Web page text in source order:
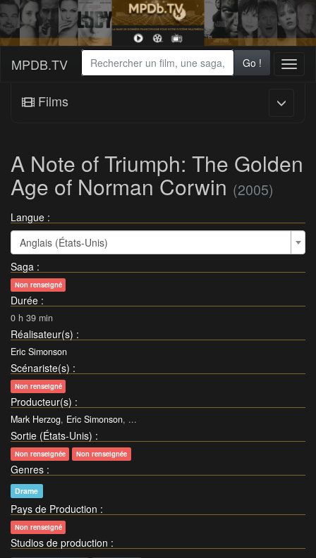
MPDB.TV Go !
Films
A Note of Triumph: The Golden
Age of Norman Corwin (2005)
Langue :
Anglais (États-Unis)
Saga :
Non renseigné
Durée :
0 h 39 min
Réalisateur(s) :
Eric Simonson
Scénariste(s) :
Non renseigné
Producteur(s) :
Mark Herzog, Eric Simonson, ...
Sortie (États-Unis) :
Non renseignée Non renseignée
Genres :
Drame
Pays de Production :
Non renseigné
Studios de production :